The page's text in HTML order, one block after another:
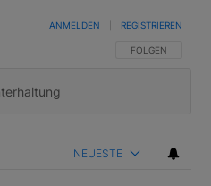
FOLGE DIESER
FOLGEN
ANMELDEN REGISTRIEREN
NEUESTE